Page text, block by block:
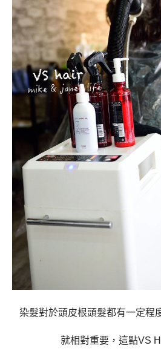
染髮對於頭皮根頭髮都有一定程
就相對重要，這點VS